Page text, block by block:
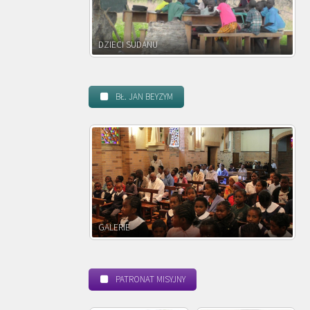
DZIECI ZAMBII
BŁ. JAN BEYZYM
POWOŁANIE MISYJNE
PATRONAT MISYJNY